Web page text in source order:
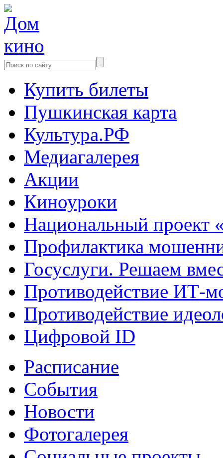
Купить билеты
Пушкинская карта
Культура.РФ
Медиагалерея
Акции
Киноуроки
Национальный проект
Профилактика
Госуслуги. Решаем
Противодействие ИТ-
Противодействие
Цифровой ID
Расписание
События
Новости
Фотогалерея